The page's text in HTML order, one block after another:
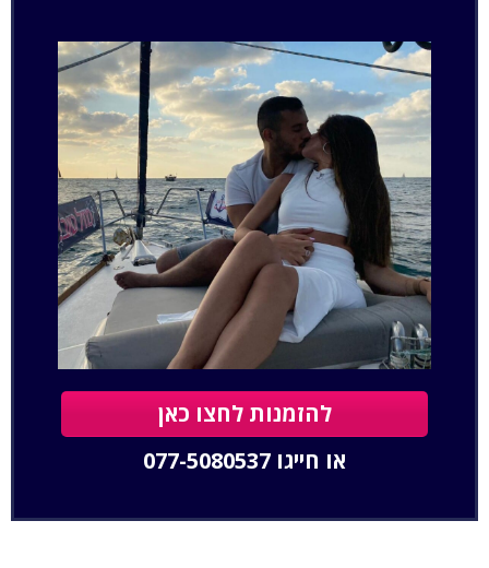
להזמנות לחצו כאן
או חייגו 077-5080537